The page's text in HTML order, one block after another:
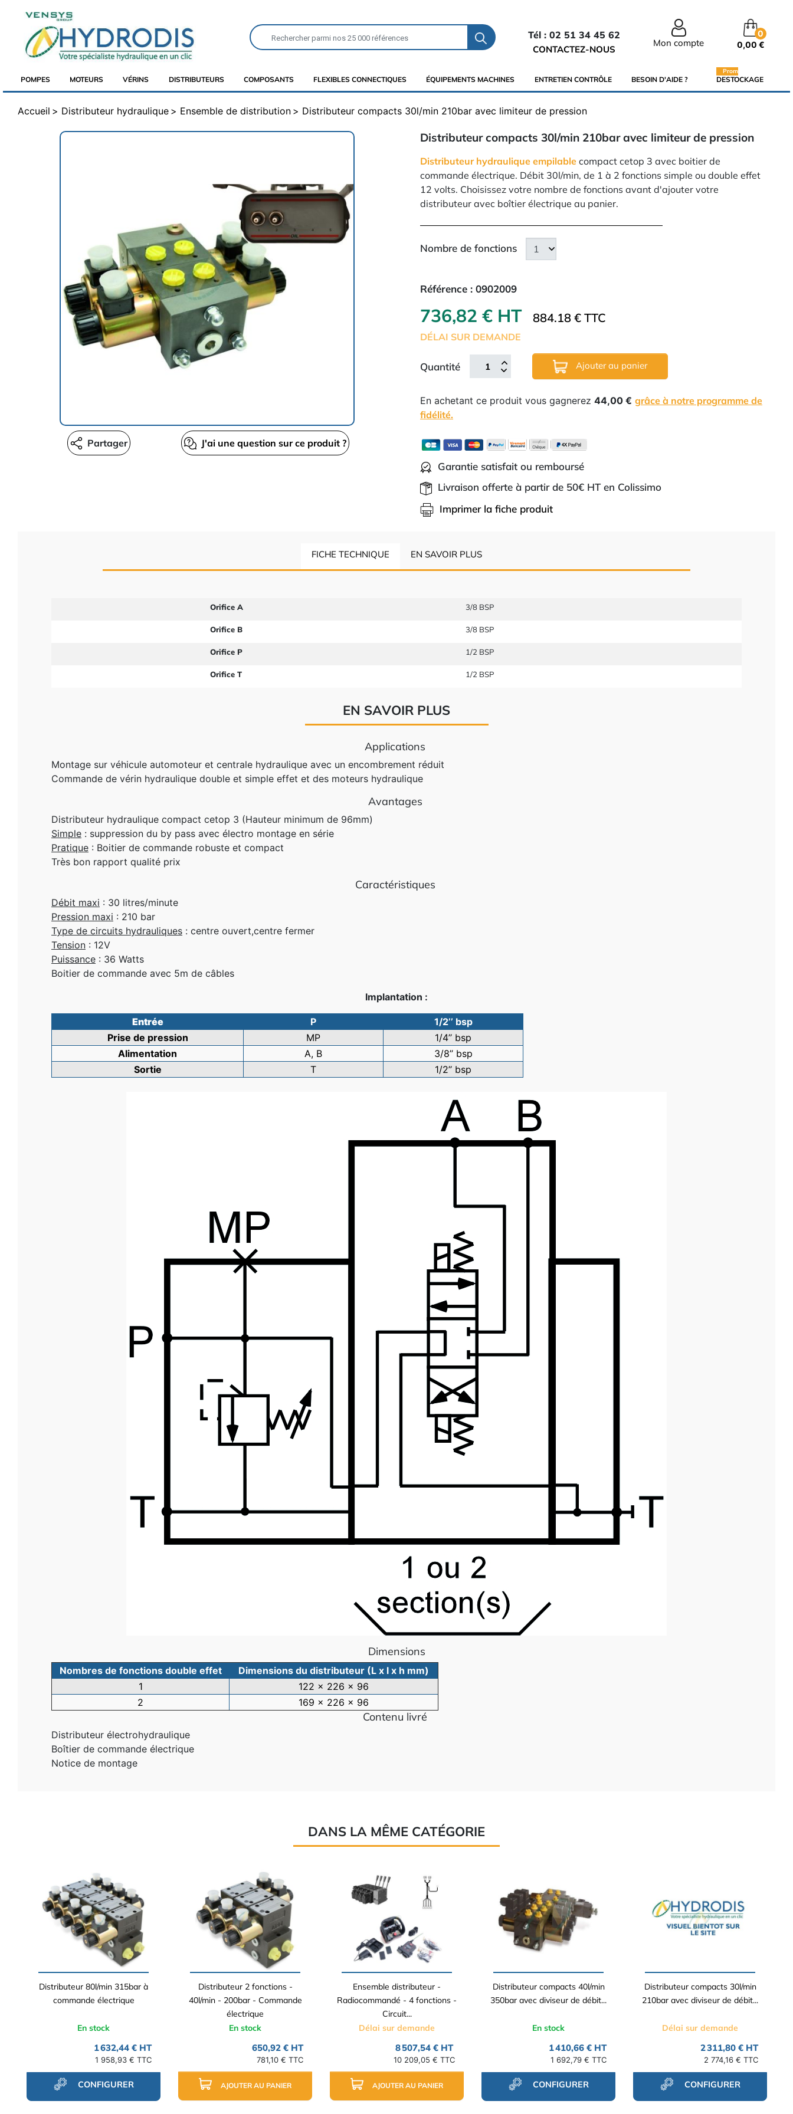
Tél : 02 51 34 45 62
CONTACTEZ-NOUS
Mon compte
0
0,00 €
POMPES MOTEURS VÉRINS DISTRIBUTEURS COMPOSANTS FLEXIBLES CONNECTIQUES ÉQUIPEMENTS MACHINES ENTRETIEN CONTRÔLE BESOIN D'AIDE ? DESTOCKAGE
Promo
Accueil Distributeur hydraulique Ensemble de distribution Distributeur compacts 30l/min 210bar avec limiteur de pression
J'ai une question sur ce produit ?
Partager
Distributeur compacts 30l/min 210bar avec limiteur de pression
Distributeur hydraulique empilable compact cetop 3 avec boitier de
commande électrique. Débit 30l/min, de 1 à 2 fonctions simple ou double effet
12 volts. Choisissez votre nombre de fonctions avant d'ajouter votre
distributeur avec boîtier électrique au panier.
Nombre de fonctions
Référence : 0902009
736,82 € HT 884.18 € TTC
DÉLAI SUR DEMANDE
Quantité Ajouter au panier
En achetant ce produit vous gagnerez 44,00 € grâce à notre programme de
fidélité.
Garantie satisfait ou remboursé
Livraison offerte à partir de 50€ HT en Colissimo
Imprimer la fiche produit
FICHE TECHNIQUE EN SAVOIR PLUS
Orifice A 3/8 BSP
Orifice B 3/8 BSP
Orifice P 1/2 BSP
Orifice T 1/2 BSP
EN SAVOIR PLUS
Applications
Montage sur véhicule automoteur et centrale hydraulique avec un encombrement réduit
Commande de vérin hydraulique double et simple effet et des moteurs hydraulique
Avantages
Distributeur hydraulique compact cetop 3 (Hauteur minimum de 96mm)
Simple : suppression du by pass avec électro montage en série
Pratique : Boitier de commande robuste et compact
Très bon rapport qualité prix
Caractéristiques
Débit maxi : 30 litres/minute
Pression maxi : 210 bar
Type de circuits hydrauliques : centre ouvert,centre fermer
Tension : 12V
Puissance : 36 Watts
Boitier de commande avec 5m de câbles
Implantation :
Entrée P
1/2’’ bsp
Prise de pression
MP
1/4’’ bsp
Alimentation
A, B
3/8’’ bsp
Sortie
T 1/2’’ bsp
Dimensions
Nombres de fonctions double effet
Dimensions du distributeur (L x l x h mm)
1
122 x 226 x 96
2
169 x 226 x 96
Contenu livré
Distributeur électrohydraulique
Boîtier de commande électrique
Notice de montage
DANS LA MÊME CATÉGORIE
Distributeur 80l/min 315bar à
commande électrique
En stock
1 632,44 € HT
1 958,93 € TTC
CONFIGURER
Distributeur 2 fonctions -
40l/min - 200bar - Commande
électrique
En stock
650,92 € HT
781,10 € TTC
AJOUTER AU PANIER
Ensemble distributeur -
Radiocommandé - 4 fonctions -
Circuit...
Délai sur demande
8 507,54 € HT
10 209,05 € TTC
AJOUTER AU PANIER
Distributeur compacts 40l/min
350bar avec diviseur de débit...
En stock
1 410,66 € HT
1 692,79 € TTC
CONFIGURER
Distributeur compacts 30l/min
210bar avec diviseur de débit...
Délai sur demande
2 311,80 € HT
2 774,16 € TTC
CONFIGURER